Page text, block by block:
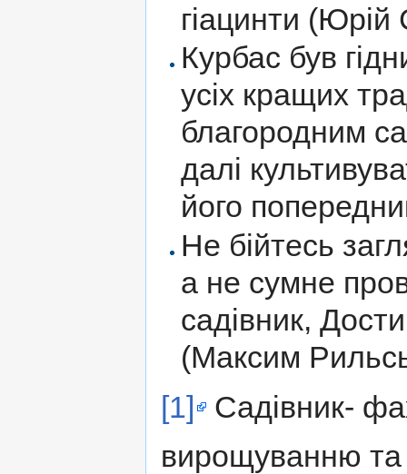
гіацинти
Курбас був
усіх кращих
благородним
далі
його
Не бійтесь
а не сумне
садівник,
(Максим
[1]
Садівник-
вирощуванню та